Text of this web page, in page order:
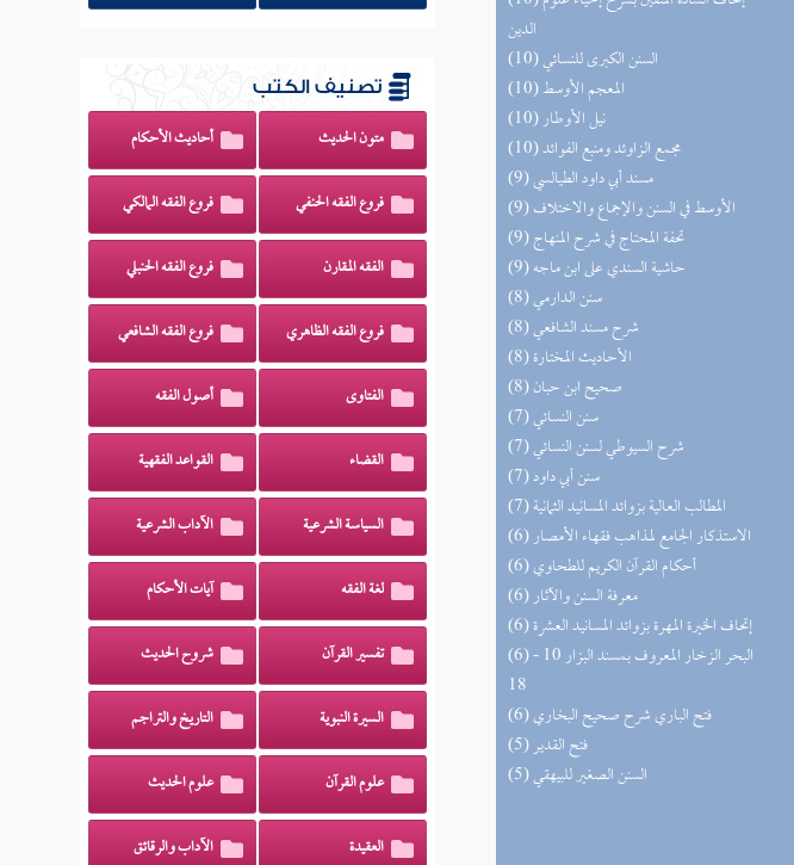
الدين
(10) السنن الكبرى للنسائي
(10) المعجم الأوسط
(10) نيل الأوطار
(10) مجمع الزاوئد ومنبع الفوائد
(9) مسند أبي داود الطيالسي
(9) الأوسط في السنن والإجماع والاختلاف
(9) تحفة المحتاج في شرح المنهاج
(9) حاشية السندي على ابن ماجه
(8) سنن الدارمي
(8) شرح مسند الشافعي
(8) الأحاديث المختارة
(8) صحيح ابن حبان
(7) سنن النسائي
(7) شرح السيوطي لسنن النسائي
(7) سنن أبي داود
(7) المطالب العالية بزوائد المسانيد الثمانية
(6) الاستذكار الجامع لمذاهب فقهاء الأمصار
(6) أحكام القرآن الكريم للطحاوي
(6) معرفة السنن والآثار
(6) إتحاف الخيرة المهرة بزوائد المسانيد العشرة
(6) البحر الزخار المعروف بمسند البزار 10 -
18
(6) فتح الباري شرح صحيح البخاري
(5) فتح القدير
(5) السنن الصغير للبيهقي
تصنيف الكتب
متون الحديث أحاديث الأحكام
فروع الفقه الحنفي فروع الفقه المالكي
الفقه المقارن فروع الفقه الحنبلي
فروع الفقه الظاهري فروع الفقه الشافعي
الفتاوى أصول الفقه
القضاء القواعد الفقهية
السياسة الشرعية الآداب الشرعية
لغة الفقه آيات الأحكام
تفسير القرآن شروح الحديث
السيرة النبوية التاريخ والتراجم
علوم القرآن علوم الحديث
العقيدة الآداب والرقائق